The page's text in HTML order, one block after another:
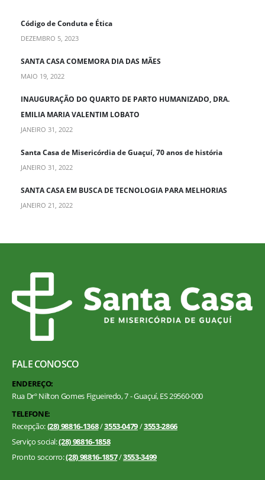
Código de Conduta e Ética
DEZEMBRO 5, 2023
SANTA CASA COMEMORA DIA DAS MÃES
MAIO 19, 2022
INAUGURAÇÃO DO QUARTO DE PARTO HUMANIZADO, DRA.
EMILIA MARIA VALENTIM LOBATO
JANEIRO 31, 2022
Santa Casa de Misericórdia de Guaçuí, 70 anos de história
JANEIRO 31, 2022
SANTA CASA EM BUSCA DE TECNOLOGIA PARA MELHORIAS
JANEIRO 21, 2022
FALE CONOSCO
ENDEREÇO:
Rua Drº Nilton Gomes Figueiredo, 7 - Guaçuí, ES 29560-000
TELEFONE:
Recepção:(28) 98816-1368/3553-0479/3553-2866
Serviço social:(28) 98816-1858
Pronto socorro:(28) 98816-1857/3553-3499